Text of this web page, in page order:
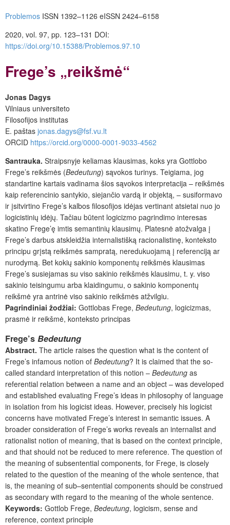
Problemos ISSN 1392–1126 eISSN 2424–6158
2020, vol. 97, pp. 123–131 DOI:
https://doi.org/10.15388/Problemos.97.10
Frege’s „reikšmė“
Jonas Dagys
Vilniaus universiteto
Filosofijos institutas
E. paštas jonas.dagys@fsf.vu.lt
ORCID https://orcid.org/0000-0001-9033-4562
Santrauka. Straipsnyje keliamas klausimas, koks yra Gottlobo
Frege’s reikšmės (Bedeutung) sąvokos turinys. Teigiama, jog
standartine kartais vadinama šios sąvokos interpretacija – reikšmės
kaip referencinio santykio, siejančio vardą ir objektą, – susiformavo
ir įsitvirtino Frege’s kalbos filosofijos idėjas vertinant atsietai nuo jo
logicistinių idėjų. Tačiau būtent logicizmo pagrindimo interesas
skatino Frege’ę imtis semantinių klausimų. Platesnė atožvalga į
Frege’s darbus atskleidžia internalistišką racionalistinę, konteksto
principu grįstą reikšmės sampratą, neredukuojamą į referenciją ar
nurodymą. Bet kokių sakinio komponentų reikšmės klausimas
Frege’s susiejamas su viso sakinio reikšmės klausimu, t. y. viso
sakinio teisingumu arba klaidingumu, o sakinio komponentų
reikšmė yra antrinė viso sakinio reikšmės atžvilgiu.
Pagrindiniai žodžiai: Gottlobas Frege, Bedeutung, logicizmas,
prasmė ir reikšmė, konteksto principas
Frege’s Bedeutung
Abstract. The article raises the question what is the content of
Frege’s infamous notion of Bedeutung? It is claimed that the so-
called standard interpretation of this notion – Bedeutung as
referential relation between a name and an object – was developed
and established evaluating Frege’s ideas in philosophy of language
in isolation from his logicist ideas. However, precisely his logicist
concerns have motivated Frege’s interest in semantic issues. A
broader consideration of Frege’s works reveals an internalist and
rationalist notion of meaning, that is based on the context principle,
and that should not be reduced to mere reference. The question of
the meaning of subsentential components, for Frege, is closely
related to the question of the meaning of the whole sentence, that
is, the meaning of sub–sentential components should be construed
as secondary with regard to the meaning of the whole sentence.
Keywords: Gottlob Frege, Bedeutung, logicism, sense and
reference, context principle